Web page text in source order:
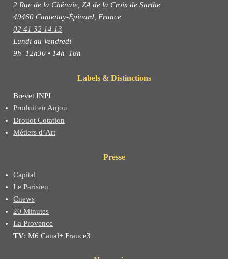
2 Rue de la Chênaie, ZA de la Croix de Sarthe
49460 Cantenay-Épinard, France
02 41 32 14 13
Lundi au Vendredi
9h–12h30 • 14h–18h
Labels & Distinctions
Brevet INPI
Produit en Anjou
Drouot Cotation
Métiers d’Art
Presse
Capital
Le Parisien
Cnews
20 Minutes
La Provence
TV: M6 Canal+ France3